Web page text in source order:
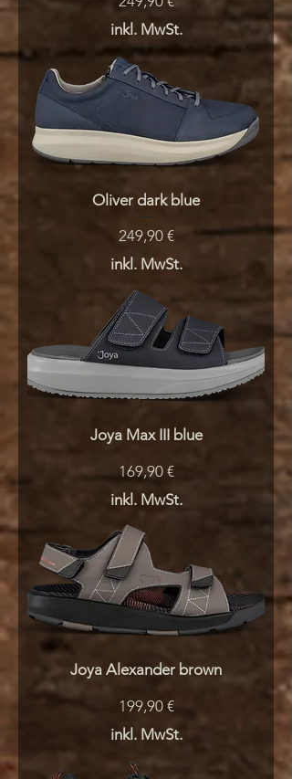
inkl. MwSt.
Oliver dark blue
Preis
249,90 €
inkl. MwSt.
Joya Max III blue
Preis
169,90 €
inkl. MwSt.
Joya Alexander brown
Preis
199,90 €
inkl. MwSt.